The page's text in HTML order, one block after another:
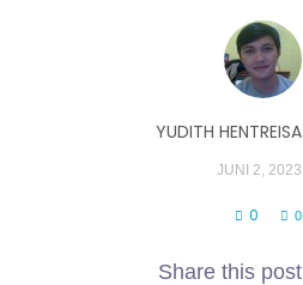
YUDITH HENTREISA
JUNI 2, 2023
0 0
Share this post